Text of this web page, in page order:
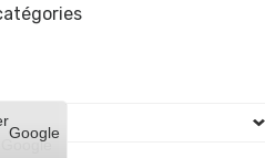
Google
Google